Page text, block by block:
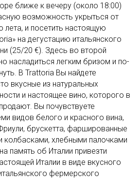
ближе к вечеру (около 18:00)
возможность укрыться от
лета, и посетить настоящую
на дегустацию итальянского
(25/20 €). Здесь во второй
насладиться легким бризом и по-
В Trattoria Вы найдете
вкусные из натуральных
и настоящее вино, которого в
Вы почувствуете
видов белого и красного вина,
брускетта, фаршированные
колбасками, хлебными палочками
память об Италии привезти
Италии в виде вкусного
фермерского